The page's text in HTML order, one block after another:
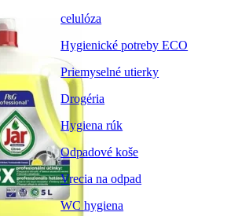
celulóza
Hygienické potreby ECO
Priemyselné utierky
Drogéria
Hygiena rúk
Odpadové koše
Vrecia na odpad
WC hygiena